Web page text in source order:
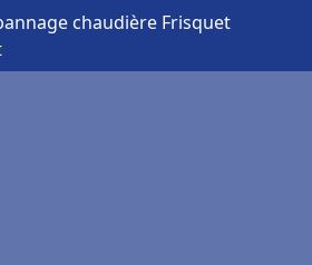
chaudière Frisquet